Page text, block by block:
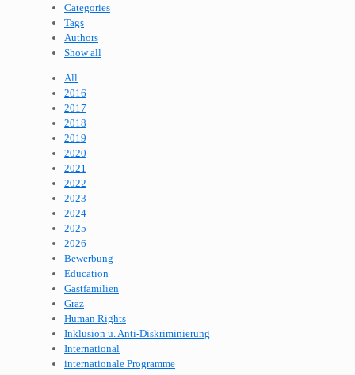
Categories
Tags
Authors
Show all
All
2016
2017
2018
2019
2020
2021
2022
2023
2024
2025
2026
Bewerbung
Education
Gastfamilien
Graz
Human Rights
Inklusion u. Anti-Diskriminierung
International
internationale Programme